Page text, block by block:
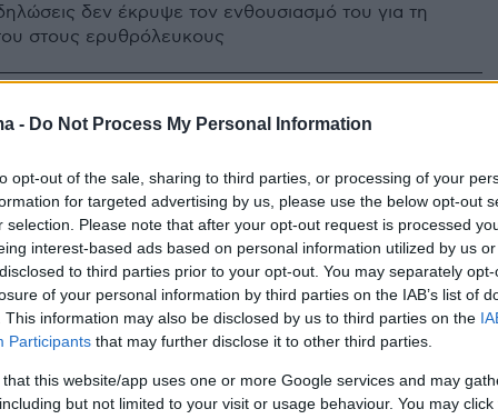
- Do Not Process My Personal Information
opt-out of the sale, sharing to third parties, or processing of your
for targeted advertising by us, please use the below opt-out
selection. Please note that after your opt-out request is processed
interest-based ads based on personal information utilized by us
to third parties prior to your opt-out. You may separately
of your personal information by third parties on the IAB’s list of
This information may also be disclosed by us to third parties on the
Participants that may further disclose it to other third parties.
that this website/app uses one or more Google services and may
but not limited to your visit or usage behaviour. You may
δεν έκρυψε τον ενθουσιασμό του για τη
στους ερυθρόλευκους
αντίο του Σιπιόνι στην
Φεύγω με φίλους για μια ζωή,
τις ακαδημίες ένα μέρος
ποσό της μεταγραφής
είπε αντίο στην αγαπημένη του Τίγκρε
και μία υπέροχη πράξη που έκανε ως
προς εκείνη